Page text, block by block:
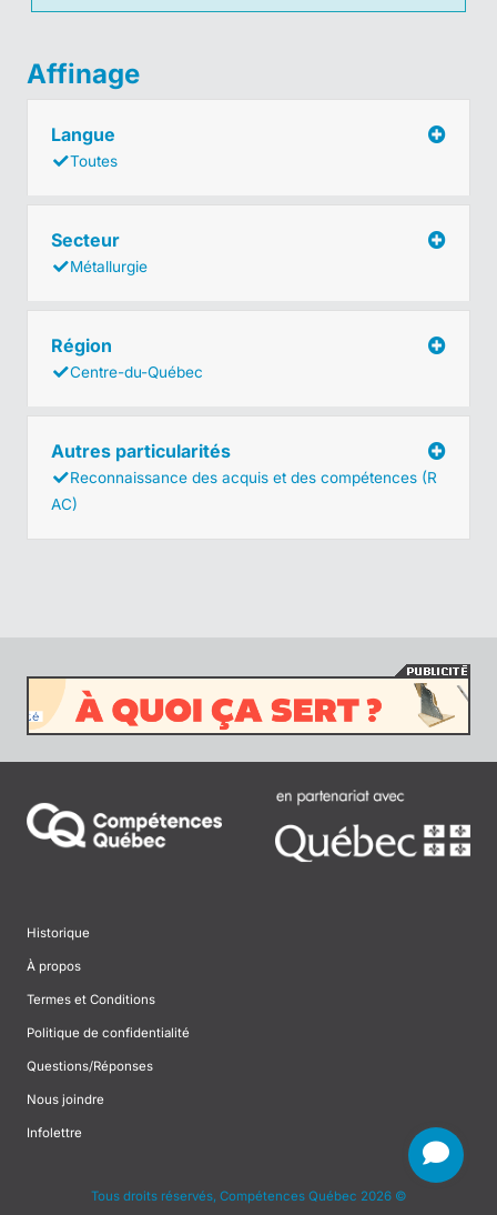
Affinage
Langue
Toutes
Secteur
Métallurgie
Région
Centre-du-Québec
Autres particularités
Reconnaissance des acquis et des compétences (R
AC)
Historique
À propos
Termes et Conditions
Politique de confidentialité
Questions/Réponses
Nous joindre
Infolettre
Tous droits réservés, Compétences Québec 2026 ©